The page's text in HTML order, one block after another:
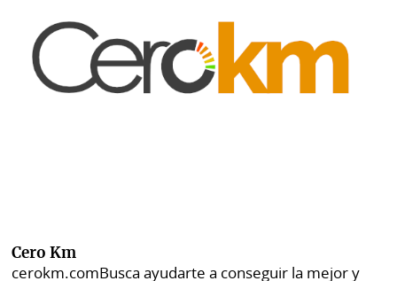
Cero Km
cerokm.comBusca ayudarte a conseguir la mejor y